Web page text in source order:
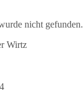
nicht gefunden.
Wirtz